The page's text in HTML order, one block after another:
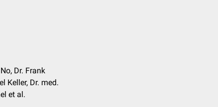
Dr. Frank
Keller, Dr. med.
et al.